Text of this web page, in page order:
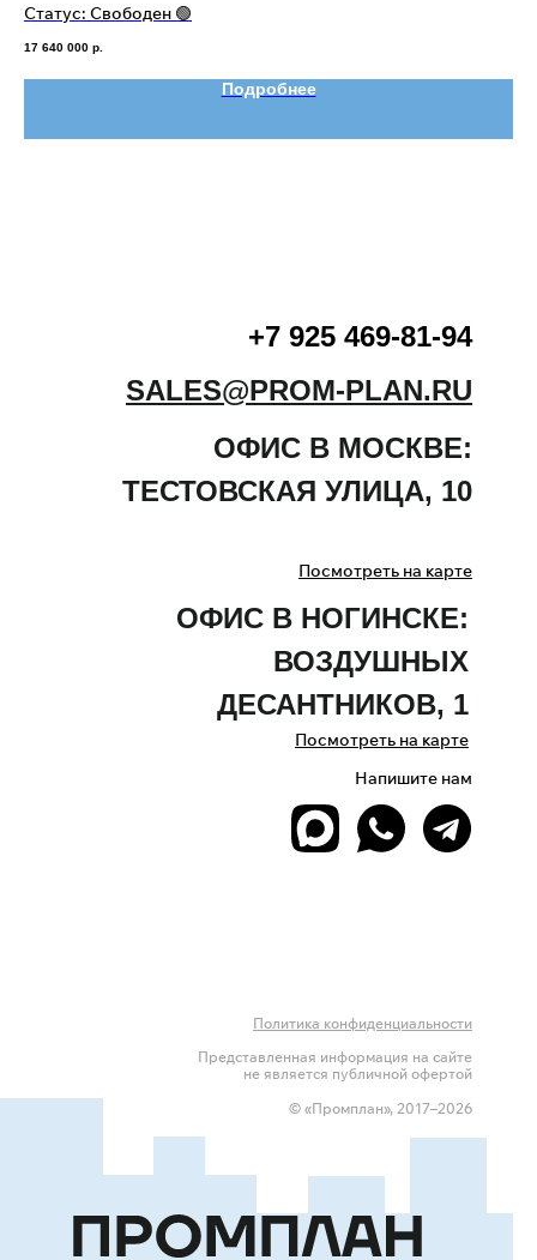
Статус: Свободен 🟢
17 640 000 р.
Подробнее
+7 925 469-81-94
SALES@PROM-PLAN.RU
ОФИС В МОСКВЕ:
ТЕСТОВСКАЯ УЛИЦА, 10
Напишите нам
ОФИС В НОГИНСКЕ:
ВОЗДУШНЫХ
ДЕСАНТНИКОВ, 1
Посмотреть на карте
Посмотреть на карте
Представленная информация на сайте
не является публичной офертой
Политика конфиденциальности
© «Промплан», 2017–2026